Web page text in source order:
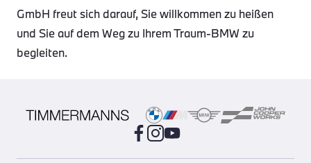
GmbH freut sich darauf, Sie willkommen zu heißen
und Sie auf dem Weg zu Ihrem Traum-BMW zu
begleiten.